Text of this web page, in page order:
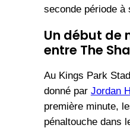
seconde période à
Un début de
entre The
Au Kings Park
donné par Jordan
première minute,
pénaltouche dans